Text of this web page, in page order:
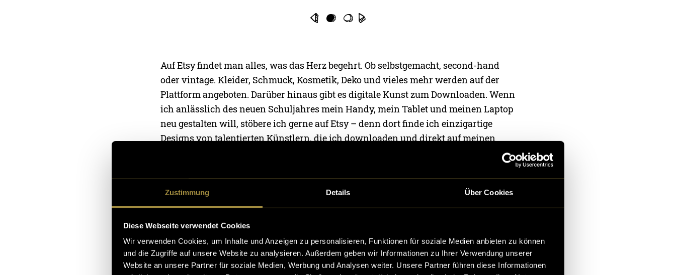
Zustimmung Details Über Cookies
Diese Webseite verwendet Cookies
Wir verwenden Cookies, um Inhalte und Anzeigen zu personalisieren, Funktionen für soziale Medien anbieten zu können
und die Zugriffe auf unsere Website zu analysieren. Außerdem geben wir Informationen zu Ihrer Verwendung unserer
Website an unsere Partner für soziale Medien, Werbung und Analysen weiter. Unsere Partner führen diese Informationen
Auf Etsy findet man alles, was das Herz begehrt. Ob selbstgemacht, second-hand
oder vintage. Kleider, Schmuck, Kosmetik, Deko und vieles mehr werden auf der
Plattform angeboten. Darüber hinaus gibt es digitale Kunst zum Downloaden. Wenn
ich anlässlich des neuen Schuljahres mein Handy, mein Tablet und meinen Laptop
neu gestalten will, stöbere ich gerne auf Etsy – denn dort finde ich einzigartige
Designs von talentierten Künstlern, die ich downloaden und direkt auf meinen
Künstler hatte ich schon immer viel Bewunderung. Bisher wagte ich es jedoch
nicht, meinen eigenen Store zu öffnen.
Warum Etsy für den ersten Online-Store?
Ich habe diese Plattform genutzt, weil man sich keine Bekanntheit «erkämpfen»
muss. Natürlich ist die Vermarktung der Produkte auch hier Aufgabe der